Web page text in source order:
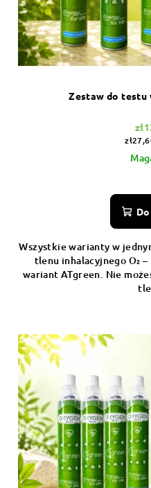
Zestaw do testu
Cena
Wszystkie warianty w
tlenu inhalacyjnego O₂
wariant ATgreen. Nie